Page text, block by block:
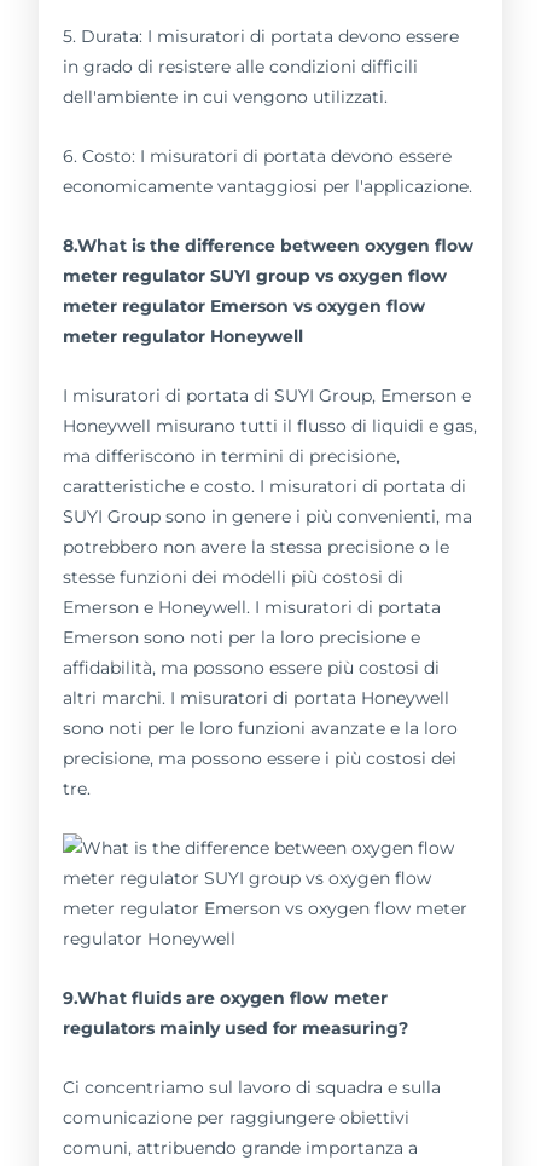
5. Durata: I misuratori di portata devono essere
in grado di resistere alle condizioni difficili
dell'ambiente in cui vengono utilizzati.
6. Costo: I misuratori di portata devono essere
economicamente vantaggiosi per l'applicazione.
8.What is the difference between oxygen flow
meter regulator SUYI group vs oxygen flow
meter regulator Emerson vs oxygen flow
meter regulator Honeywell
I misuratori di portata di SUYI Group, Emerson e
Honeywell misurano tutti il flusso di liquidi e gas,
ma differiscono in termini di precisione,
caratteristiche e costo. I misuratori di portata di
SUYI Group sono in genere i più convenienti, ma
potrebbero non avere la stessa precisione o le
stesse funzioni dei modelli più costosi di
Emerson e Honeywell. I misuratori di portata
Emerson sono noti per la loro precisione e
affidabilità, ma possono essere più costosi di
altri marchi. I misuratori di portata Honeywell
sono noti per le loro funzioni avanzate e la loro
precisione, ma possono essere i più costosi dei
tre.
9.What fluids are oxygen flow meter
regulators mainly used for measuring?
Ci concentriamo sul lavoro di squadra e sulla
comunicazione per raggiungere obiettivi
comuni, attribuendo grande importanza a